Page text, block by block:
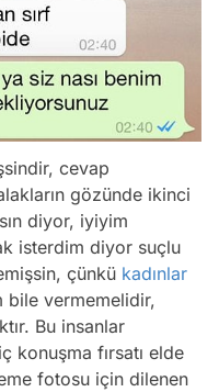
cevap
gözünde ikinci
diyor, iyiyim
isterdim diyor suçlu
çünkü kadınlar
bile vermemelidir,
Bu insanlar
konuşma fırsatı elde
fotosu için dilenen